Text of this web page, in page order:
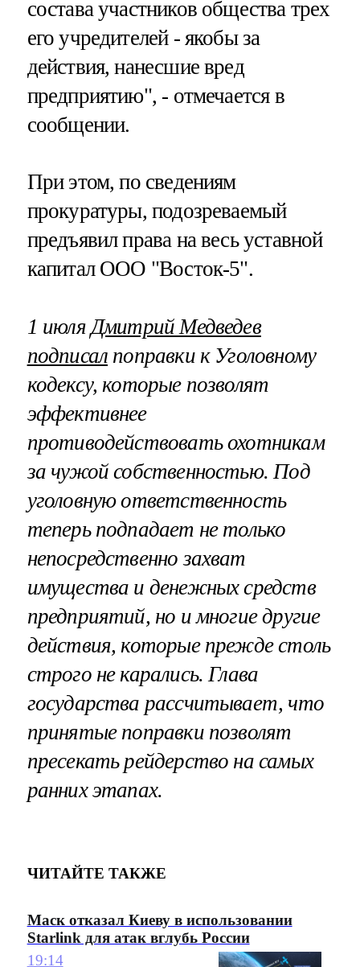
состава участников общества трех
его учредителей - якобы за
действия, нанесшие вред
предприятию", - отмечается в
сообщении.
При этом, по сведениям
прокуратуры, подозреваемый
предъявил права на весь уставной
капитал ООО "Восток-5".
1 июля Дмитрий Медведев
подписал поправки к Уголовному
кодексу, которые позволят
эффективнее
противодействовать охотникам
за чужой собственностью. Под
уголовную ответственность
теперь подпадает не только
непосредственно захват
имущества и денежных средств
предприятий, но и многие другие
действия, которые прежде столь
строго не карались. Глава
государства рассчитывает, что
принятые поправки позволят
пресекать рейдерство на самых
ранних этапах.
ЧИТАЙТЕ ТАКЖЕ
Маск отказал Киеву в использовании
Starlink для атак вглубь России
19:14